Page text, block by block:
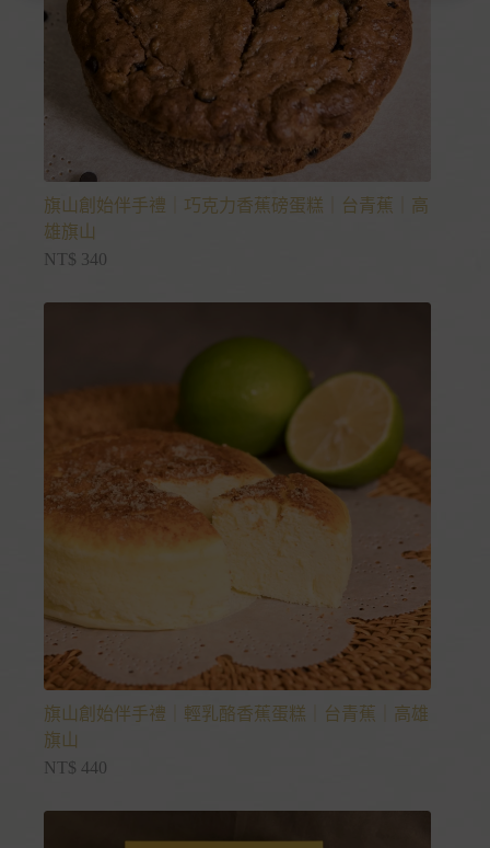
旗山創始伴手禮｜巧克力香蕉磅蛋糕｜台青蕉｜高
雄旗山
NT$ 340
旗山創始伴手禮｜輕乳酪香蕉蛋糕｜台青蕉｜高雄
旗山
NT$ 440